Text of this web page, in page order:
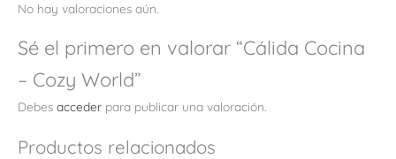
No hay valoraciones aún.
Sé el primero en valorar “Cálida Cocina
– Cozy World”
Debes acceder para publicar una valoración.
Productos relacionados